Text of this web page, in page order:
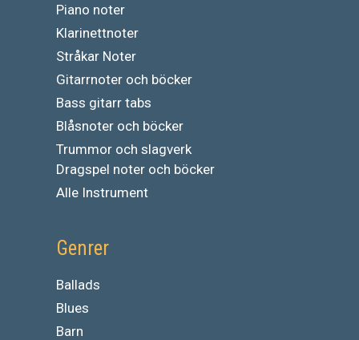
Piano noter
Klarinettnoter
Stråkar Noter
Gitarrnoter och böcker
Bass gitarr tabs
Blåsnoter och böcker
Trummor och slagverk
Dragspel noter och böcker
Alle Instrument
Genrer
Ballads
Blues
Barn